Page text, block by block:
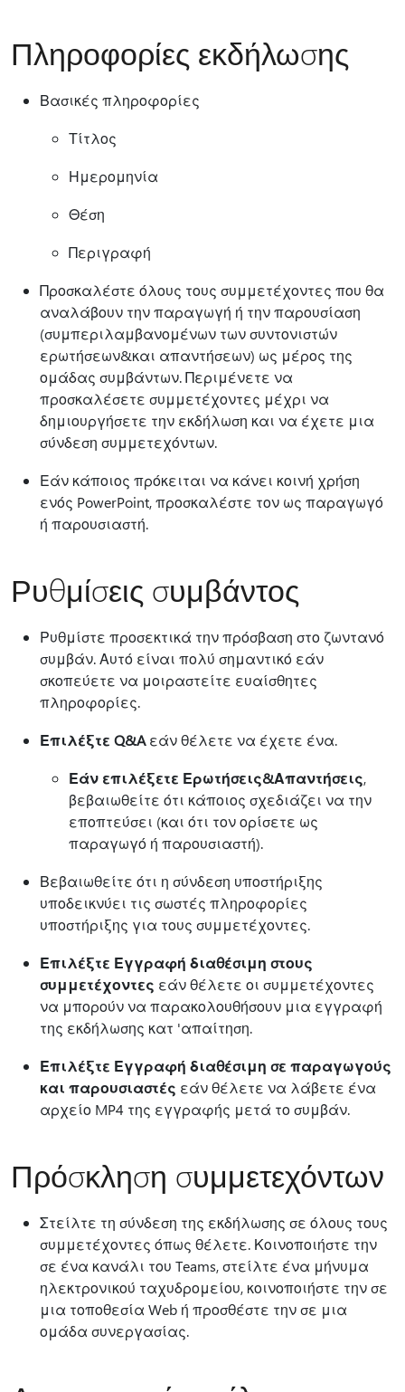
Πληροφορίες εκδήλωσης
Βασικές πληροφορίες
Τίτλος
Ημερομηνία
Θέση
Περιγραφή
Προσκαλέστε όλους τους συμμετέχοντες που θα
αναλάβουν την παραγωγή ή την παρουσίαση
(συμπεριλαμβανομένων των συντονιστών
ερωτήσεων&και απαντήσεων) ως μέρος της
ομάδας συμβάντων. Περιμένετε να
προσκαλέσετε συμμετέχοντες μέχρι να
δημιουργήσετε την εκδήλωση και να έχετε μια
σύνδεση συμμετεχόντων.
Εάν κάποιος πρόκειται να κάνει κοινή χρήση
ενός PowerPoint, προσκαλέστε τον ως παραγωγό
ή παρουσιαστή.
Ρυθμίσεις συμβάντος
Ρυθμίστε προσεκτικά την πρόσβαση στο ζωντανό
συμβάν. Αυτό είναι πολύ σημαντικό εάν
σκοπεύετε να μοιραστείτε ευαίσθητες
πληροφορίες.
Επιλέξτε Q&Aεάν θέλετε να έχετε ένα.
Εάν επιλέξετε Ερωτήσεις&Απαντήσεις,
βεβαιωθείτε ότι κάποιος σχεδιάζει να την
εποπτεύσει (και ότι τον ορίσετε ως
παραγωγό ή παρουσιαστή).
Βεβαιωθείτε ότι η σύνδεση υποστήριξης
υποδεικνύει τις σωστές πληροφορίες
υποστήριξης για τους συμμετέχοντες.
Επιλέξτε Εγγραφή διαθέσιμη στους
συμμετέχοντες εάν θέλετε οι συμμετέχοντες
να μπορούν να παρακολουθήσουν μια εγγραφή
της εκδήλωσης κατ 'απαίτηση.
Επιλέξτε Εγγραφή διαθέσιμη σε παραγωγούς
και παρουσιαστές εάν θέλετε να λάβετε ένα
αρχείο MP4 της εγγραφής μετά το συμβάν.
Πρόσκληση συμμετεχόντων
Στείλτε τη σύνδεση της εκδήλωσης σε όλους τους
συμμετέχοντες όπως θέλετε. Κοινοποιήστε την
σε ένα κανάλι του Teams, στείλτε ένα μήνυμα
ηλεκτρονικού ταχυδρομείου, κοινοποιήστε την σε
μια τοποθεσία Web ή προσθέστε την σε μια
ομάδα συνεργασίας.